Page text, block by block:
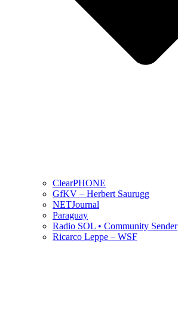
ClearPHONE
GfKV – Herbert Saurugg
NETJournal
Paraguay
Radio SOL • Community Sender
Ricarco Leppe – WSF